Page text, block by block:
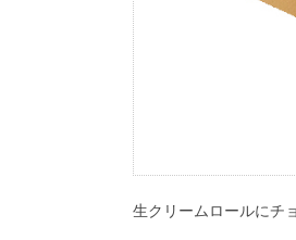
生クリームロールにチ